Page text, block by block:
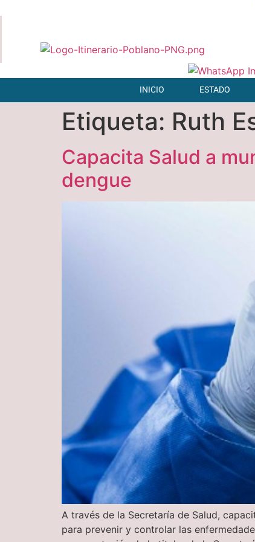
INICIO ESTADO
Etiqueta: Ruth
Capacita Salud a
dengue
A través de la Secretaría de Salud,
para prevenir y controlar las